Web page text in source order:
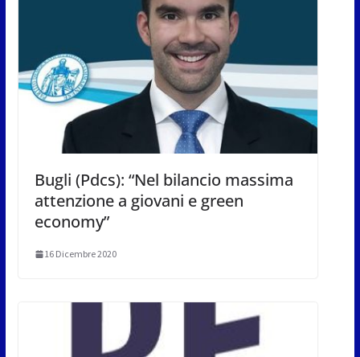
Bugli (Pdcs): “Nel bilancio massima
attenzione a giovani e green
economy”
16 Dicembre 2020